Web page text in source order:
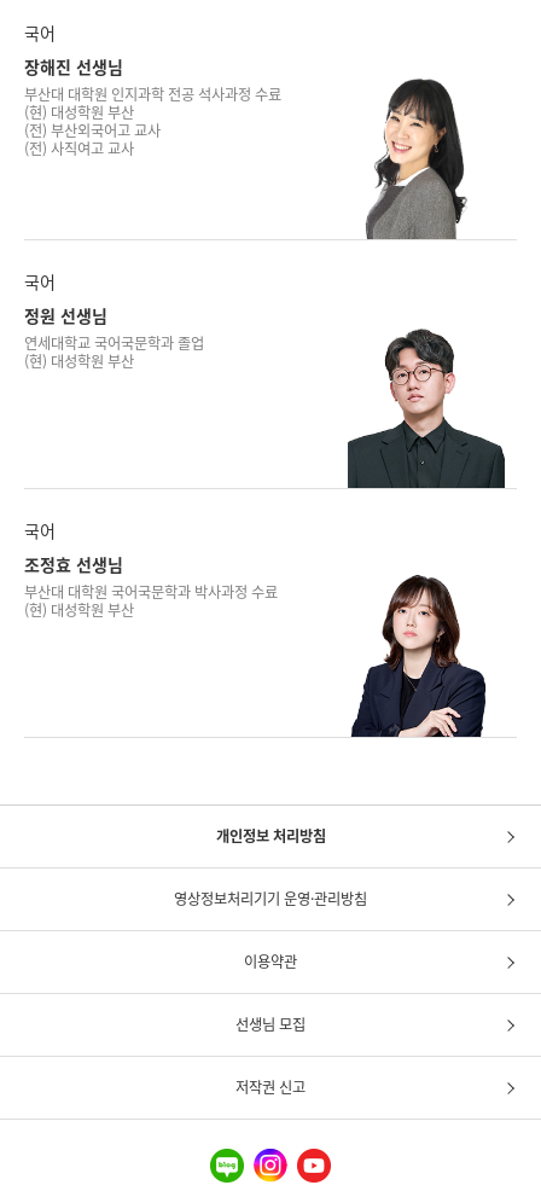
국어
장해진 선생님
부산대 대학원 인지과학 전공 석사과정 수료
(현) 대성학원 부산
(전) 부산외국어고 교사
(전) 사직여고 교사
국어
정원 선생님
연세대학교 국어국문학과 졸업
(현) 대성학원 부산
국어
조정효 선생님
부산대 대학원 국어국문학과 박사과정 수료
(현) 대성학원 부산
개인정보 처리방침
영상정보처리기기 운영·관리방침
이용약관
선생님 모집
저작권 신고